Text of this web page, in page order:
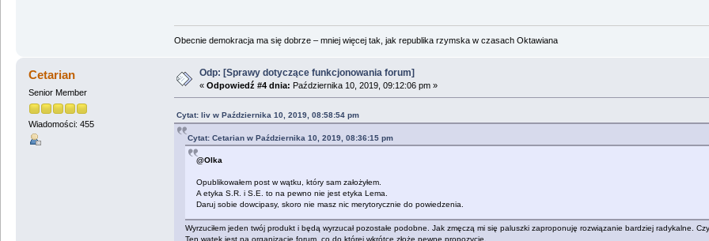
Obecnie demokracja ma się dobrze – mniej więcej tak, jak republika rzymska w czasach Oktawiana
Cetarian
Senior Member
Wiadomości: 455
Odp: [Sprawy dotyczące funkcjonowania forum]
« Odpowiedź #4 dnia: Października 10, 2019, 09:12:06 pm »
Cytat: liv w Października 10, 2019, 08:58:54 pm
Cytat: Cetarian w Października 10, 2019, 08:36:15 pm
@Olka
Opublikowałem post w wątku, który sam założyłem.
A etyka S.R. i S.E. to na pewno nie jest etyka Lema.
Daruj sobie dowcipasy, skoro nie masz nic merytorycznie do powiedzenia.
Wyrzuciłem jeden twój produkt i będą wyrzucał pozostałe podobne. Jak zmęczą mi się paluszki zaproponuję rozwiązanie bardziej radykalne.
Ten wątek jest na organizację forum, co do której wkrótce złożę pewne propozycje.